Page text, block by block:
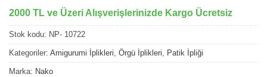
2000 TL ve Üzeri Alışverişlerinizde Kargo Ücretsiz
Stok kodu: NP- 10722
Kategoriler: Amigurumi İplikleri, Örgü İplikleri, Patik İpliği
Marka: Nako